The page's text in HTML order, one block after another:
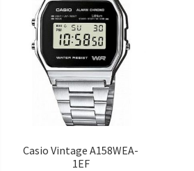
Casio Vintage A158WEA-
1EF